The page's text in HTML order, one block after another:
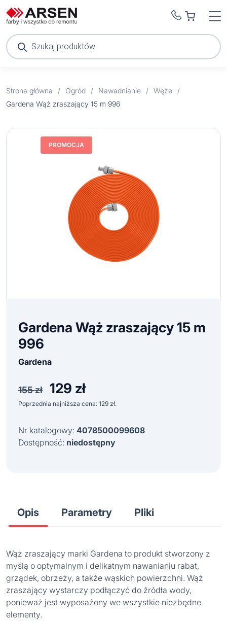
Wyszukiwarka
produktów
Strona główna / Ogród / Nawadnianie / Węże
/
Gardena Wąż zraszający 15 m 996
PROMOCJA
Gardena Wąż zraszający 15 m
996
Gardena
155zł
Pierwotna
wynosiła:
129 złAktualna
Poprzednia najniższa cena: 129 zł.
Nr katalogowy: 4078500099608
Dostępność: niedostępny
Opis Parametry Pliki
Wąż zraszający marki Gardena to produkt stworzony z
myślą o optymalnym i delikatnym nawanianiu rabat,
grządek, obrzeży, a także wąskich powierzchni. Wąż
zraszający wystarczy podłączyć do źródła wody,
ponieważ jest wyposażony we wszystkie niezbędne
elementy.